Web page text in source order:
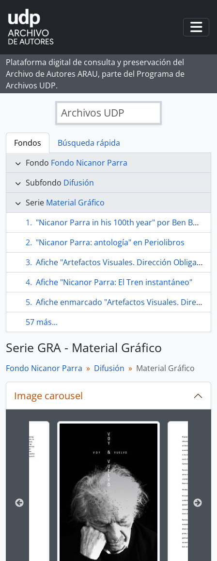
Skip to main content
Plataforma digital de consulta y preservación del
Archivo de Autores ARAU, parte del Programa de
Archivos UDP.
Archivos UDP
Fondos
Búsqueda rápida
Fondo Fondo Nicanor Parra
Subfondo Difusión
Serie Material Gráfico
"Nicanor Parra in his 100th year" por Ben Bolling
"Nicanor Parra: antología" en Periolibros
Afiche "Artefactos Visuales. Dirección Obligada"
Afiche "Nicanor Parra: El Tren instantáneo"
Afiche enmarcado "Artefactos Visuales. Dirección Obligada"
57 más...
Serie GRA - Material Gráfico
Fondo Nicanor Parra Difusión Material Gráfico
Image carousel
Changing the current slide of this carousel will